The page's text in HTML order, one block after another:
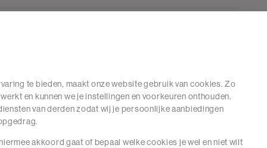
te bieden, maakt onze website gebruik van cookies. Zo
en kunnen we je instellingen en voorkeuren onthouden.
van derden zodat wij je persoonlijke aanbiedingen
akkoord gaat of bepaal welke cookies je wel en niet wilt